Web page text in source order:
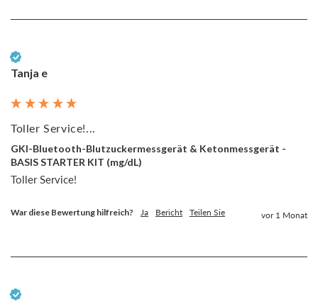
Tanja e
Toller Service!...
GKI-Bluetooth-Blutzuckermessgerät & Ketonmessgerät -
BASIS STARTER KIT (mg/dL)
Toller Service!
War diese Bewertung hilfreich? Ja Bericht Teilen Sie vor 1 Monat